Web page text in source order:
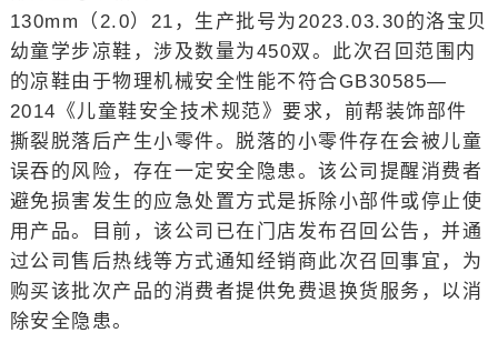
130mm（2.0）21，生产批号为2023.03.30的洛宝贝
幼童学步凉鞋，涉及数量为450双。此次召回范围内
的凉鞋由于物理机械安全性能不符合GB30585—
2014《儿童鞋安全技术规范》要求，前帮装饰部件
撕裂脱落后产生小零件。脱落的小零件存在会被儿童
误吞的风险，存在一定安全隐患。该公司提醒消费者
避免损害发生的应急处置方式是拆除小部件或停止使
用产品。目前，该公司已在门店发布召回公告，并通
过公司售后热线等方式通知经销商此次召回事宜，为
购买该批次产品的消费者提供免费退换货服务，以消
除安全隐患。